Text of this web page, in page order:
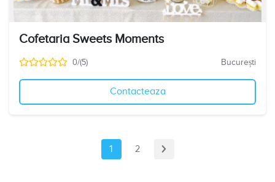
Cofetaria Sweets Moments
0/(5) București
Contacteaza
1 2